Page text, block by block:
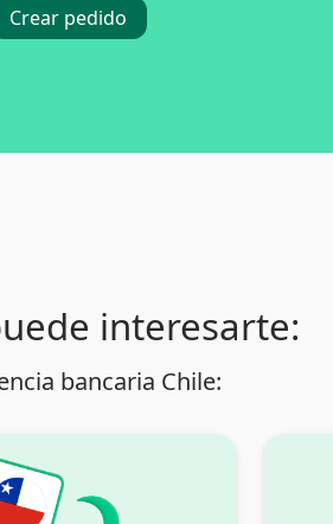
Crear pedido
interesarte:
bancaria Chile: